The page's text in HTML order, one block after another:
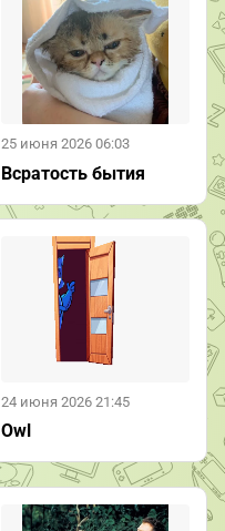
25 июня 2026 06:03
Всратость бытия
24 июня 2026 21:45
Owl